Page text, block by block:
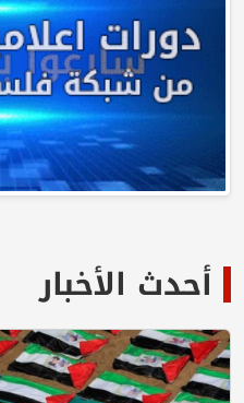
أحدث الأخبار